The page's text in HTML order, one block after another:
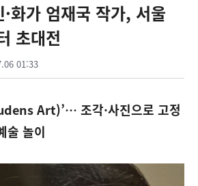
화가 엄재국 작가, 서울
초대전
01:33
Art)’… 조각·사진으로 고정
술 놀이